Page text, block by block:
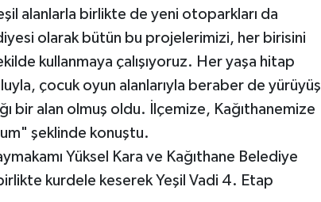
alanlarla birlikte de yeni otoparkları da
olarak bütün bu projelerimizi, her birisini
kullanmaya çalışıyoruz. Her yaşa hitap
çocuk oyun alanlarıyla beraber de yürüyüş
bir alan olmuş oldu. İlçemize, Kağıthanemize
şeklinde konuştu.
Yüksel Kara ve Kağıthane Belediye
kurdele keserek Yeşil Vadi 4. Etap